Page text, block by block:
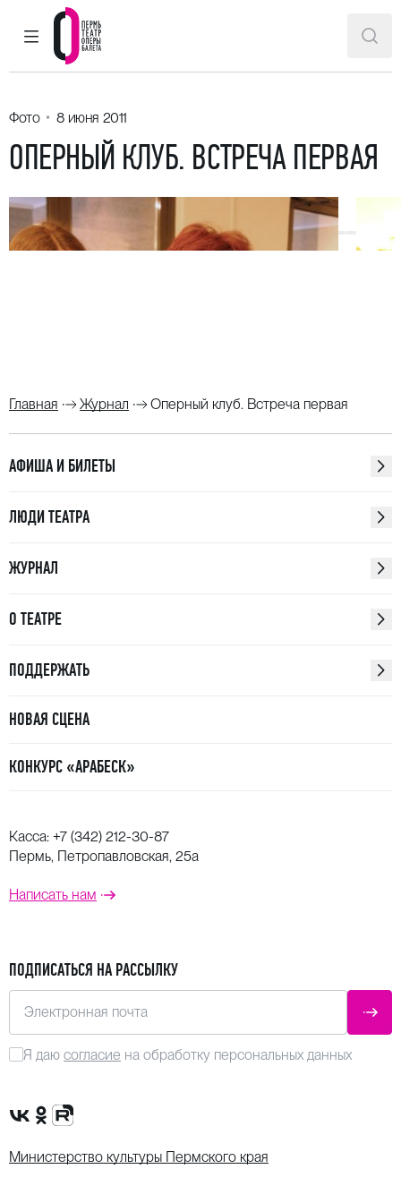
ГЛАВНОЕ МЕНЮ
Пермский театр оперы и балета
Фото 8 июня 2011
ОПЕРНЫЙ КЛУБ. ВСТРЕЧА ПЕРВАЯ
Главная Журнал Оперный клуб. Встреча первая
АФИША И БИЛЕТЫ
ЛЮДИ ТЕАТРА
ЖУРНАЛ
О ТЕАТРЕ
ПОДДЕРЖАТЬ
НОВАЯ СЦЕНА
КОНКУРС «АРАБЕСК»
Касса: +7 (342) 212-30-87
Пермь, Петропавловская, 25а
Написать нам
ПОДПИСАТЬСЯ НА РАССЫЛКУ
Электронная почта
Я даю согласие на обработку персональных данных
Сообщество VK
Группа в одноклассниках
Канал Rutube
Министерство культуры Пермского края